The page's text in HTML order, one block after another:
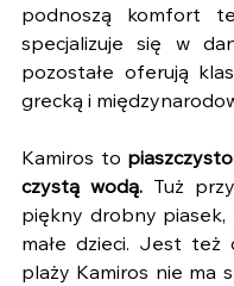
podnoszą komfort
specjalizuje się w
pozostałe oferują
grecką i
Kamiros to
czystą wodą. Tuż
piękny drobny piasek,
małe dzieci. Jest też
plaży Kamiros nie ma